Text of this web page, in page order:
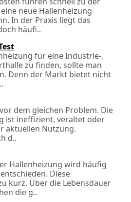
neue Hallenheizung
In der Praxis liegt das
häufi..
für eine Industrie-,
zu finden, sollte man
Denn der Markt bietet nicht
dem gleichen Problem. Die
ist ineffizient, veraltet oder
aktuellen Nutzung.
d..
Hallenheizung wird häufig
Diese
kurz. Über die Lebensdauer
die g..